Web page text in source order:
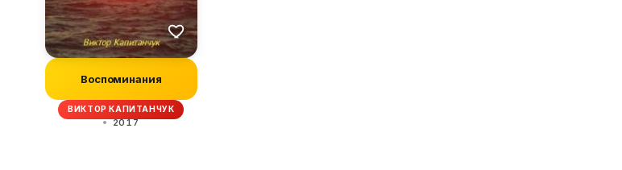
Воспоминания
ВИКТОР КАПИТАНЧУК
2017